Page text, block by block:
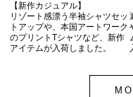
【新作カジュアル】
リゾート感漂う半袖シャツセッ
トアップや、本国アートワーク
のプリントTシャツなど、新作
アイテムが入荷しました。